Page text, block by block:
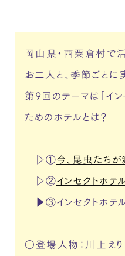
岡山県・西粟倉村で
お二人と、季節ごと
第9回のテーマは「イン
ためのホテルとは？
▷①今、昆虫たちが
▷②インセクトホテ
▶︎③インセクトホテ
○登場人物：川上えり